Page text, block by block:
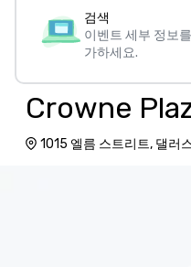
검색
이벤트 세부 정보
가하세요.
Crowne
1015 엘름 스트리트, 댈러